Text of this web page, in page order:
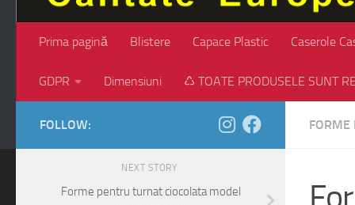
Prima pagină Blistere Capace Plastic Caserole
GDPR Dimensiuni ♺ TOATE PRODUSELE SUNT
FORME
FOLLOW:
NEXT STORY
Forme pentru turnat ciocolata model